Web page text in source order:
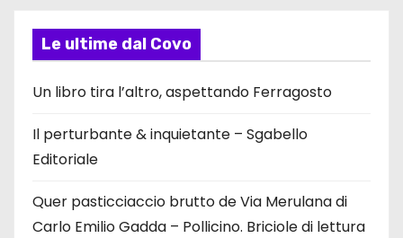
Le ultime dal Covo
Un libro tira l’altro, aspettando Ferragosto
Il perturbante & inquietante – Sgabello
Editoriale
Quer pasticciaccio brutto de Via Merulana di
Carlo Emilio Gadda – Pollicino. Briciole di lettura